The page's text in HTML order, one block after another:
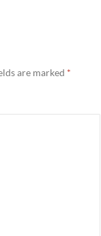
are marked *